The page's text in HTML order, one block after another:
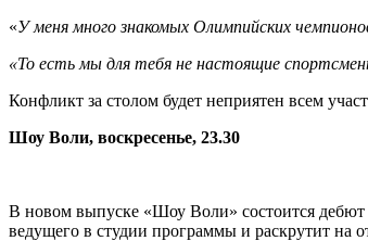
«У меня много знакомых Олимпийских
«То есть мы для тебя не настоящие
Конфликт за столом будет неприятен всем
Шоу Воли, воскресенье, 23.30
В новом выпуске «Шоу Воли» состоится дебют
ведущего в студии программы и раскрутит на